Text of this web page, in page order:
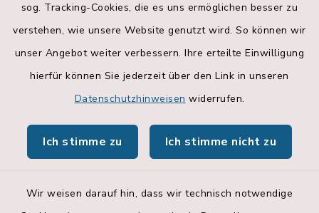
sog. Tracking-Cookies, die es uns ermöglichen besser zu
verstehen, wie unsere Website genutzt wird. So können wir
unser Angebot weiter verbessern. Ihre erteilte Einwilligung
hierfür können Sie jederzeit über den Link in unseren
Datenschutzhinweisen widerrufen.
Ich stimme zu Ich stimme nicht zu
Wir weisen darauf hin, dass wir technisch notwendige
Landratsamt Rosenheim
Geoportal
Apps